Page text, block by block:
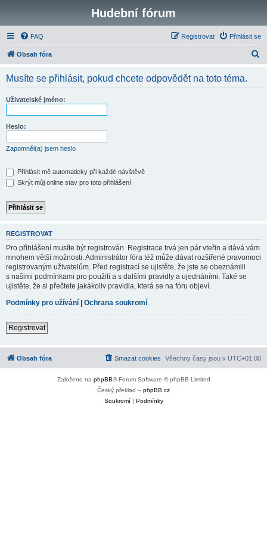
Hudební fórum
FAQ Přihlásit se
Registrovat
Obsah fóra
Musíte se přihlásit, pokud chcete odpovědět na toto téma.
Uživatelské jméno:
Heslo:
Zapomněl(a) jsem heslo
Přihlásit mě automaticky při každé návštěvě
Skrýt můj online stav pro toto přihlášení
REGISTROVAT
Pro přihlášení musíte být registrován. Registrace trvá jen pár vteřin a dává vám
mnohem větší možnosti. Administrátor fóra též může dávat rozšířené pravomoci
registrovaným uživatelům. Před registrací se ujistěte, že jste se obeznámili
s našimi podmínkami pro použití a s dalšími pravidly a ujednáními. Také se
ujistěte, že si přečtete jakákoliv pravidla, která se na fóru objeví.
Podmínky pro užívání | Ochrana soukromí
Registrovat
Obsah fóra Všechny časy jsou v UTC+01:00
Smazat cookies
Založeno na phpBB® Forum Software © phpBB Limited
Český překlad – phpBB.cz
Soukromí| Podmínky